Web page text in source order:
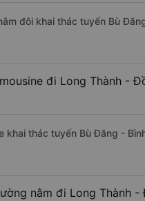
đôi khai thác tuyến Bù
đi Long Thành -
khai thác tuyến Bù Đăng -
nằm đi Long Thành -